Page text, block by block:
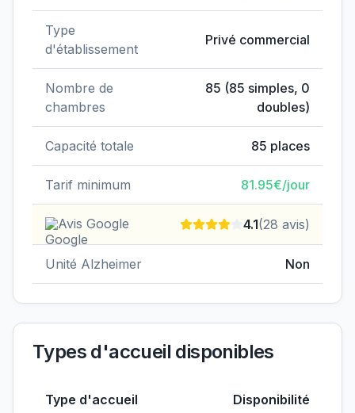
Type
d'établissement
Privé commercial
Nombre de
chambres
85 (85 simples, 0
doubles)
Capacité totale 85 places
Tarif minimum 81.95€/jour
Avis Google 4.1(28 avis)
Unité Alzheimer Non
Types d'accueil disponibles
Type d'accueil Disponibilité